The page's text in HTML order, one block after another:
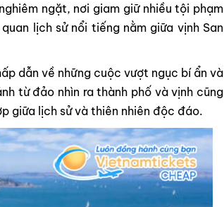
ngặt, nơi giam giữ nhiều tội phạm
lịch sử nổi tiếng nằm giữa vịnh San
dẫn về những cuộc vượt ngục bí ẩn và
từ đảo nhìn ra thành phố và vịnh cũng
giữa lịch sử và thiên nhiên độc đáo.